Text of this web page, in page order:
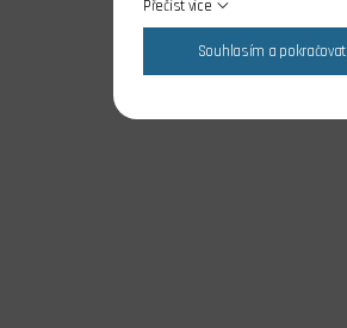
Přečíst více
Souhlasím a pokračovat